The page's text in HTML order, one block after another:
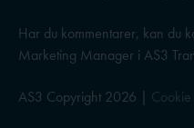
Har du kommentarer, kan du
Marketing Manager i AS3
AS3 Copyright 2026 |